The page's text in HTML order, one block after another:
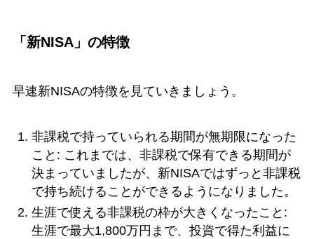
「新NISA」の特徴
早速新NISAの特徴を見ていきましょう。
非課税で持っていられる期間が無期限になった
こと: これまでは、非課税で保有できる期間が
決まっていましたが、新NISAではずっと非課税
で持ち続けることができるようになりました。
生涯で使える非課税の枠が大きくなったこと:
生涯で最大1,800万円まで、投資で得た利益に